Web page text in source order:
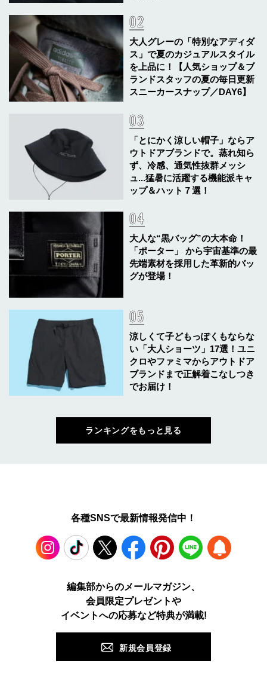
大人グレーの「特別なアディダ
ス」で夏のカジュアルスタイル
を上品に！【人気ショップ＆ブ
ランドスタッフの夏の毎日更新
スニーカースナップ／DAY6】
「とにかく涼しい帽子」ならア
ウトドアブランドで。蒸れ知ら
ず、冷感、通気性抜群メッシ
ュ...猛暑に活躍する機能派キャ
ップ＆ハット７選！
大人な“黒バッグ”の大本命！
「ポーター」 から宇宙基準の最
先端素材を採用した革新的バッ
グが登場！
涼しくて子どもっぽくもならな
い「大人ショーツ」17選！ユニ
クロやファミマからアウトドア
ブランドまで正解着こなしつき
でお届け！
ランキングをもっと見る
各種SNSで最新情報発信中！
TikTok Facebook Pinterest LINE
編集部からのメールマガジン、
会員限定プレゼントや
イベントへの応募など特典が満載!
新規会員登録